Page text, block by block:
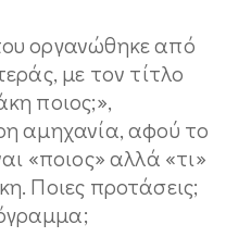
οργανώθηκε από
με τον τίτλο
ποιος;»,
αμηχανία, αφού το
«ποιος» αλλά «τι»
Ποιες προτάσεις;